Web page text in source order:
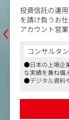
‹
投資信託の運
を請け負うお仕
アカウント営
正、納期管理
あなたの品質
する、非常に
具体的には
・顧客対応：
ル提示、価格
コンサルタ
●日本の上場企
な実績を兼ね備
●デジタル資料
間7時間15分と